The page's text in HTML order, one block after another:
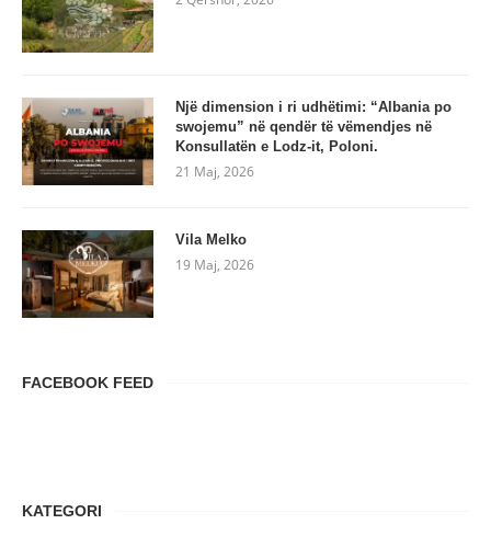
Një dimension i ri udhëtimi: “Albania po
swojemu” në qendër të vëmendjes në
Konsullatën e Lodz-it, Poloni.
21 Maj, 2026
Vila Melko
19 Maj, 2026
FACEBOOK FEED
KATEGORI